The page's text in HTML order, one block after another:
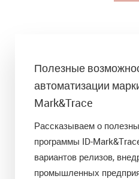
Полезные
автоматизации
Mark&Trace
Рассказываем о
программы ID-
вариантов релизов,
промышленных